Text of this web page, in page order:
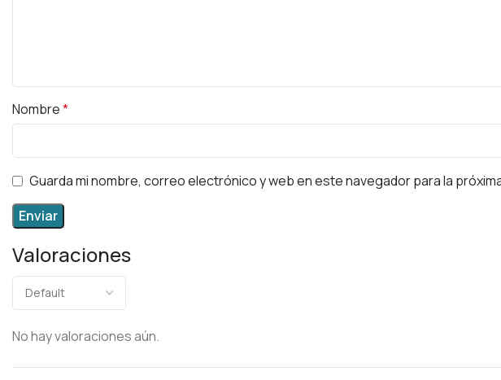
Valoraciones
No hay valoraciones aún.
Nombre*
Guarda mi nombre, correo electrónico y web en este navegador para la